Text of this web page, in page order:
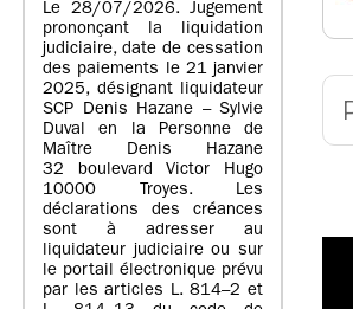
Le 28/07/2026. Jugement
prononçant la liquidation
judiciaire, date de cessation
des paiements le 21 janvier
2025, désignant liquidateur
SCP Denis Hazane – Sylvie
Duval en la Personne de
Maître Denis Hazane
32 boulevard Victor Hugo
10000 Troyes. Les
déclarations des créances
sont à adresser au
liquidateur judiciaire ou sur
le portail électronique prévu
par les articles L. 814–2 et